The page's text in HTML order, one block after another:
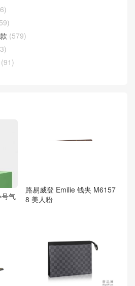
(579)
(91)
气
路易威登 Emilie 钱夹 M6157
8 美人粉